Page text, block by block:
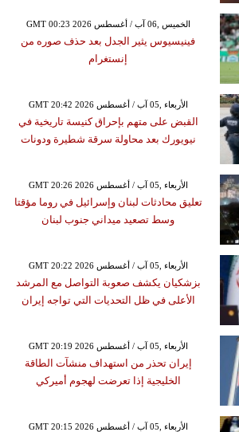
GMT 00:23 2026 الخميس ,06 آب / أغسطس
فينيسيوس يثير الجدل بعد حذف صوره من
إنستغرام
GMT 20:42 2026 الأربعاء ,05 آب / أغسطس
القبض على متهم بإحراق كنيسة تاريخية في
نيويورك بعد محاولة سرقة شطيرة ودونات
GMT 20:26 2026 الأربعاء ,05 آب / أغسطس
تعليق محادثات لبنان وإسرائيل في روما مؤقتا
وسط تصعيد ميداني جنوب لبنان
GMT 20:22 2026 الأربعاء ,05 آب / أغسطس
بزشكيان يكشف صعوبة التواصل مع المرشد
الأعلى في ظل التحديات التي تواجه إيران
GMT 20:19 2026 الأربعاء ,05 آب / أغسطس
إيران تحذر من استهداف منشآت الطاقة
الخليجية إذا تعرضت لهجوم أميركي
GMT 20:15 2026 الأربعاء ,05 آب / أغسطس